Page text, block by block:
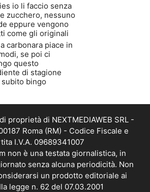
io li faccio senza
zucchero, nessuno
eppure vengono
come gli originali
carbonara piace in
se poi ci
questo
di stagione
bingo
proprietà di NEXTMEDIAWEB SRL -
Roma (RM) - Codice Fiscale e
I.V.A. 09689341007
non è una testata giornalistica, in
senza alcuna periodicità. Non
un prodotto editoriale ai
legge n. 62 del 07.03.2001